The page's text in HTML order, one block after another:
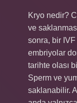
Kryo nedir?
ve
sonra, bir
embriyolar
tarihte olası
Sperm ve
saklanabilir.